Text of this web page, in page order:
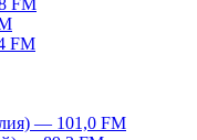
FM
FM
— 101,0 FM